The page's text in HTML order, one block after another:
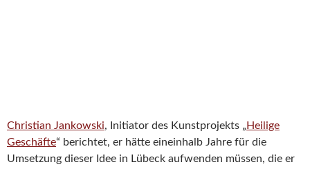
Christian Jankowski, Initiator des Kunstprojekts „ Heilige
Geschäfte“ berichtet, er hätte eineinhalb Jahre für die
Umsetzung dieser Idee in Lübeck aufwenden müssen, die er